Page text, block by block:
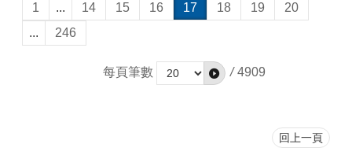
1 ... 14 15 16 17 18 19
20
...
246
每頁筆數 / 4909
回上一頁